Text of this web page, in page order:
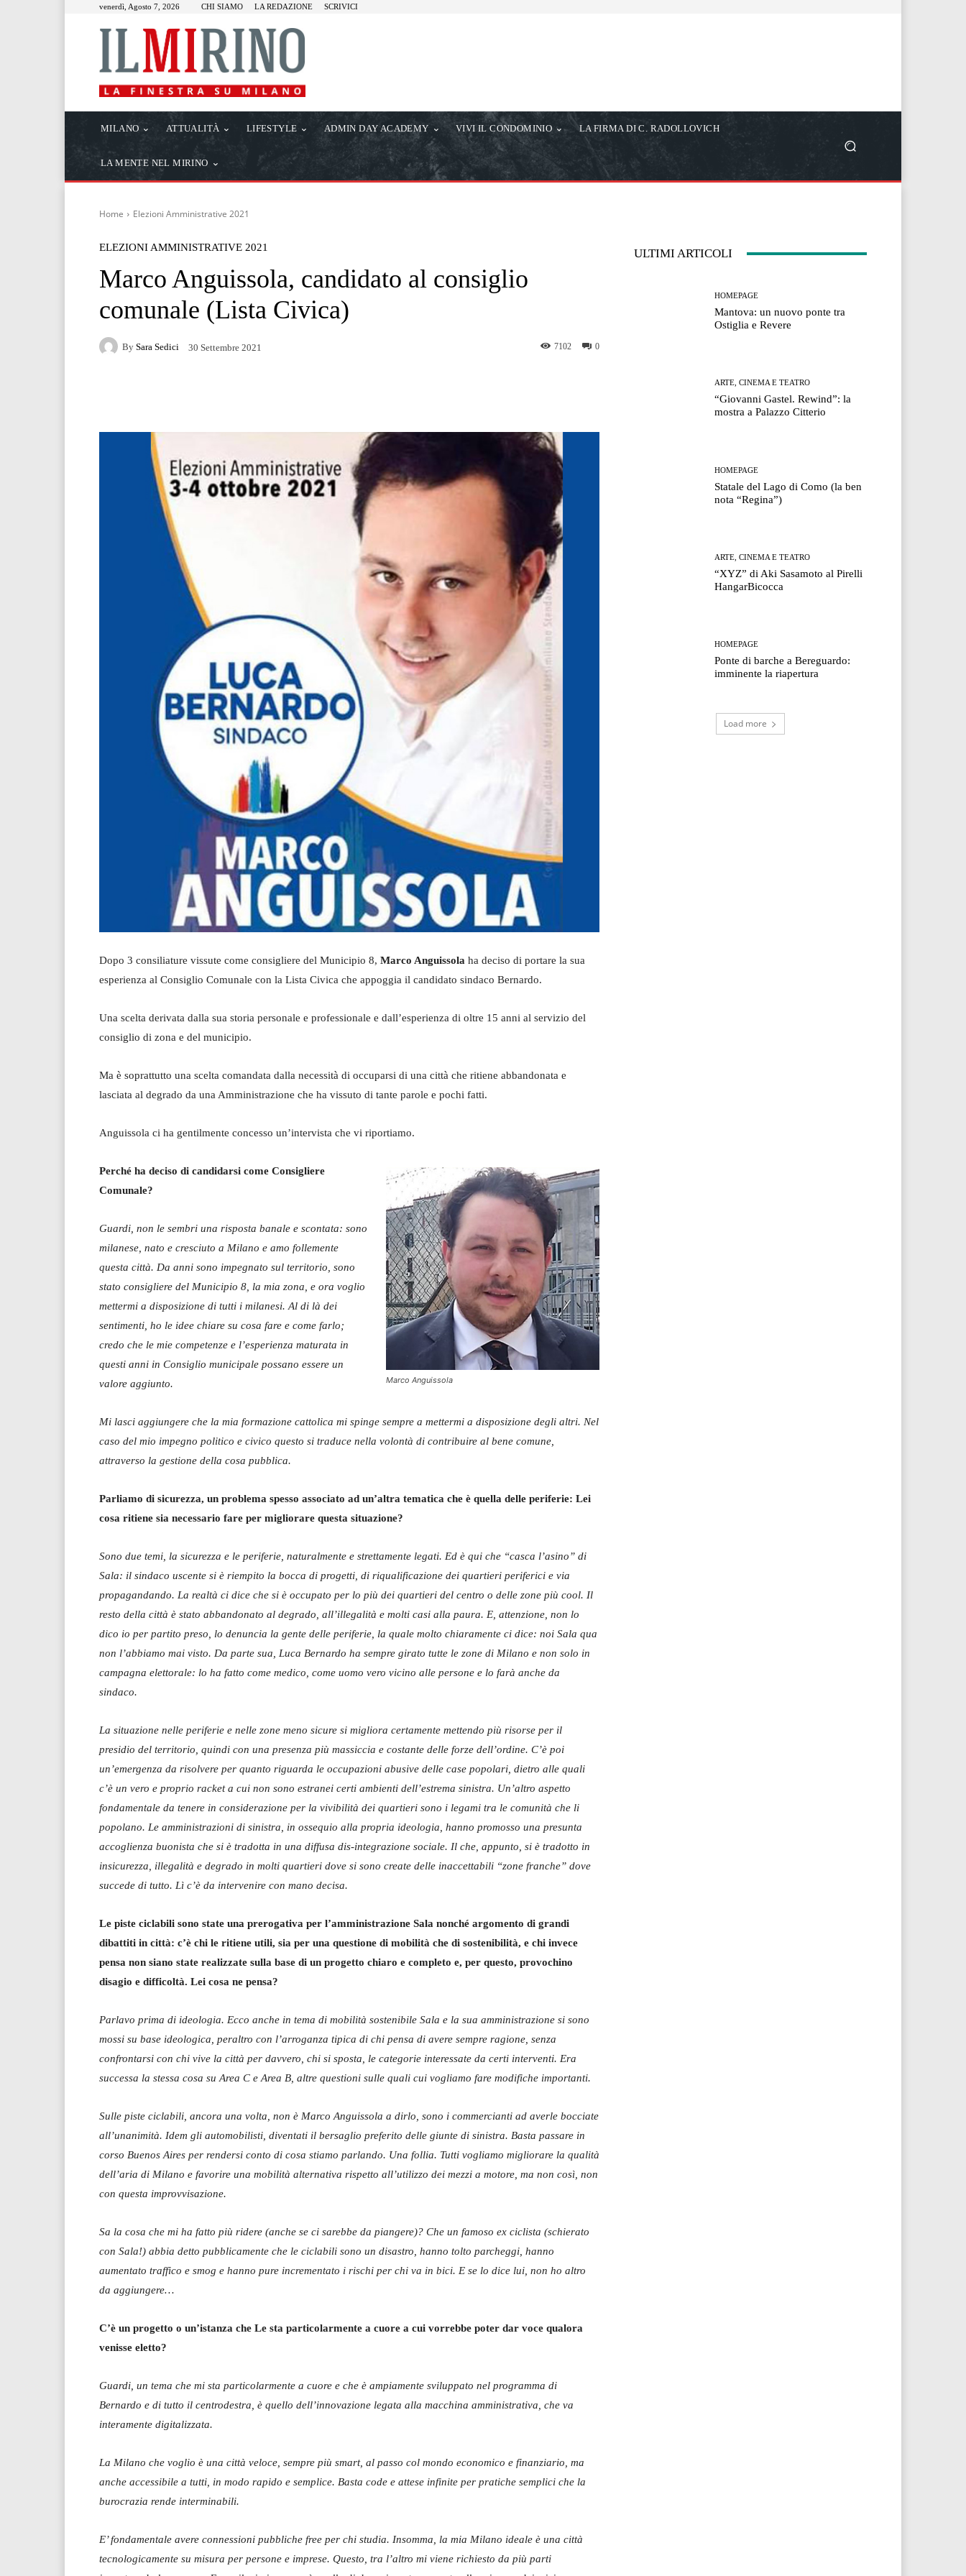
venerdì, Agosto 7, 2026 CHI SIAMO LA REDAZIONE SCRIVICI
MILANO ATTUALITÀ LIFESTYLE ADMIN DAY ACADEMY VIVI IL CONDOMINIO LA FIRMA DI C. RADOLLOVICH
LA MENTE NEL MIRINO
Home Elezioni Amministrative 2021
ELEZIONI AMMINISTRATIVE 2021
Marco Anguissola, candidato al consiglio
comunale (Lista Civica)
By Sara Sedici 30 Settembre 2021 0
7102
Dopo 3 consiliature vissute come consigliere del Municipio 8, Marco Anguissola ha deciso di portare la sua
esperienza al Consiglio Comunale con la Lista Civica che appoggia il candidato sindaco Bernardo.
Una scelta derivata dalla sua storia personale e professionale e dall’esperienza di oltre 15 anni al servizio del
consiglio di zona e del municipio.
Ma è soprattutto una scelta comandata dalla necessità di occuparsi di una città che ritiene abbandonata e
lasciata al degrado da una Amministrazione che ha vissuto di tante parole e pochi fatti.
Anguissola ci ha gentilmente concesso un’intervista che vi riportiamo.
Marco Anguissola
Perché ha deciso di candidarsi come Consigliere
Comunale?
Guardi, non le sembri una risposta banale e scontata: sono
milanese, nato e cresciuto a Milano e amo follemente
questa città. Da anni sono impegnato sul territorio, sono
stato consigliere del Municipio 8, la mia zona, e ora voglio
mettermi a disposizione di tutti i milanesi. Al di là dei
sentimenti, ho le idee chiare su cosa fare e come farlo;
credo che le mie competenze e l’esperienza maturata in
questi anni in Consiglio municipale possano essere un
valore aggiunto.
Mi lasci aggiungere che la mia formazione cattolica mi spinge sempre a mettermi a disposizione degli altri. Nel
caso del mio impegno politico e civico questo si traduce nella volontà di contribuire al bene comune,
attraverso la gestione della cosa pubblica.
Parliamo di sicurezza, un problema spesso associato ad un’altra tematica che è quella delle periferie: Lei
cosa ritiene sia necessario fare per migliorare questa situazione?
Sono due temi, la sicurezza e le periferie, naturalmente e strettamente legati. Ed è qui che “casca l’asino” di
Sala: il sindaco uscente si è riempito la bocca di progetti, di riqualificazione dei quartieri periferici e via
propagandando. La realtà ci dice che si è occupato per lo più dei quartieri del centro o delle zone più cool. Il
resto della città è stato abbandonato al degrado, all’illegalità e molti casi alla paura. E, attenzione, non lo
dico io per partito preso, lo denuncia la gente delle periferie, la quale molto chiaramente ci dice: noi Sala qua
non l’abbiamo mai visto. Da parte sua, Luca Bernardo ha sempre girato tutte le zone di Milano e non solo in
campagna elettorale: lo ha fatto come medico, come uomo vero vicino alle persone e lo farà anche da
sindaco.
La situazione nelle periferie e nelle zone meno sicure si migliora certamente mettendo più risorse per il
presidio del territorio, quindi con una presenza più massiccia e costante delle forze dell’ordine. C’è poi
un’emergenza da risolvere per quanto riguarda le occupazioni abusive delle case popolari, dietro alle quali
c’è un vero e proprio racket a cui non sono estranei certi ambienti dell’estrema sinistra. Un’altro aspetto
fondamentale da tenere in considerazione per la vivibilità dei quartieri sono i legami tra le comunità che li
popolano. Le amministrazioni di sinistra, in ossequio alla propria ideologia, hanno promosso una presunta
accoglienza buonista che si è tradotta in una diffusa dis-integrazione sociale. Il che, appunto, si è tradotto in
insicurezza, illegalità e degrado in molti quartieri dove si sono create delle inaccettabili “zone franche” dove
succede di tutto. Lì c’è da intervenire con mano decisa.
Le piste ciclabili sono state una prerogativa per l’amministrazione Sala nonché argomento di grandi
dibattiti in città: c’è chi le ritiene utili, sia per una questione di mobilità che di sostenibilità, e chi invece
pensa non siano state realizzate sulla base di un progetto chiaro e completo e, per questo, provochino
disagio e difficoltà. Lei cosa ne pensa?
Parlavo prima di ideologia. Ecco anche in tema di mobilità sostenibile Sala e la sua amministrazione si sono
mossi su base ideologica, peraltro con l’arroganza tipica di chi pensa di avere sempre ragione, senza
confrontarsi con chi vive la città per davvero, chi si sposta, le categorie interessate da certi interventi. Era
successa la stessa cosa su Area C e Area B, altre questioni sulle quali cui vogliamo fare modifiche importanti.
Sulle piste ciclabili, ancora una volta, non è Marco Anguissola a dirlo, sono i commercianti ad averle bocciate
all’unanimità. Idem gli automobilisti, diventati il bersaglio preferito delle giunte di sinistra. Basta passare in
corso Buenos Aires per rendersi conto di cosa stiamo parlando. Una follia. Tutti vogliamo migliorare la qualità
dell’aria di Milano e favorire una mobilità alternativa rispetto all’utilizzo dei mezzi a motore, ma non così, non
con questa improvvisazione.
Sa la cosa che mi ha fatto più ridere (anche se ci sarebbe da piangere)? Che un famoso ex ciclista (schierato
con Sala!) abbia detto pubblicamente che le ciclabili sono un disastro, hanno tolto parcheggi, hanno
aumentato traffico e smog e hanno pure incrementato i rischi per chi va in bici. E se lo dice lui, non ho altro
da aggiungere…
C’è un progetto o un’istanza che Le sta particolarmente a cuore a cui vorrebbe poter dar voce qualora
venisse eletto?
Guardi, un tema che mi sta particolarmente a cuore e che è ampiamente sviluppato nel programma di
Bernardo e di tutto il centrodestra, è quello dell’innovazione legata alla macchina amministrativa, che va
interamente digitalizzata.
La Milano che voglio è una città veloce, sempre più smart, al passo col mondo economico e finanziario, ma
anche accessibile a tutti, in modo rapido e semplice. Basta code e attese infinite per pratiche semplici che la
burocrazia rende interminabili.
E’ fondamentale avere connessioni pubbliche free per chi studia. Insomma, la mia Milano ideale è una città
tecnologicamente su misura per persone e imprese. Questo, tra l’altro mi viene richiesto da più parti
ULTIMI ARTICOLI
HOMEPAGE
Mantova: un nuovo ponte tra
Ostiglia e Revere
ARTE, CINEMA E TEATRO
“Giovanni Gastel. Rewind”: la
mostra a Palazzo Citterio
HOMEPAGE
Statale del Lago di Como (la ben
nota “Regina”)
ARTE, CINEMA E TEATRO
“XYZ” di Aki Sasamoto al Pirelli
HangarBicocca
HOMEPAGE
Ponte di barche a Bereguardo:
imminente la riapertura
Load more